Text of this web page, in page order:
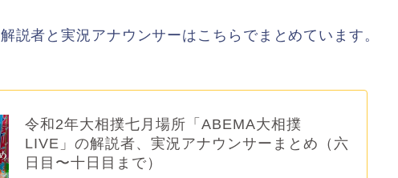
説者と実況アナウンサーはこちらでまとめています。
令和2年大相撲七月場所「ABEMA大相撲
LIVE」の解説者、実況アナウンサーまとめ（六
日目〜十日目まで）